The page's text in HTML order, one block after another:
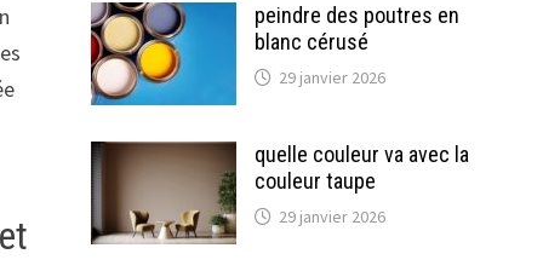
peindre des poutres en
blanc cérusé
29 janvier 2026
quelle couleur va avec la
couleur taupe
29 janvier 2026